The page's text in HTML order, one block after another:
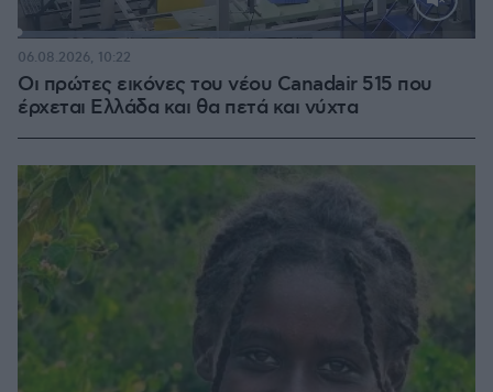
Loaded
Οι πρώτες εικόνες του νέου Canadair 515 που
έρχεται Ελλάδα και θα πετά και νύχτα
06.08.2026, 10:22